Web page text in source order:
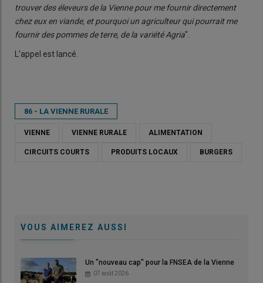
trouver des éleveurs de la Vienne pour me fournir directement
chez eux en viande, et pourquoi un agriculteur qui pourrait me
fournir des pommes de terre, de la variété Agria".
L'appel est lancé.
86 - LA VIENNE RURALE
VIENNE VIENNE RURALE ALIMENTATION
CIRCUITS COURTS PRODUITS LOCAUX BURGERS
VOUS AIMEREZ AUSSI
Un "nouveau cap" pour la FNSEA de la Vienne
07 août 2026